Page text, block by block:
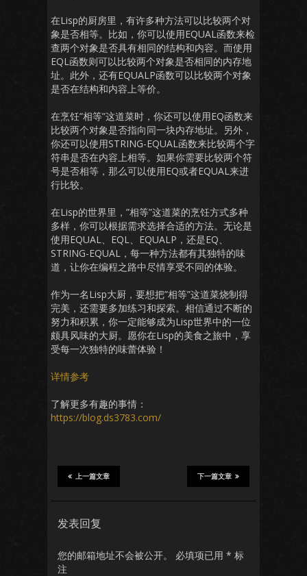
在Lisp的厨房里，有许多种方法可以比较两个对
象是否相等。比如，你可以使用EQUAL函数来检
查两个对象是否具有相同的结构和内容。而使用
EQL函数则可以比较两个对象是否相同的内存地
址。此外，还有EQUALP函数可以比较两个对象
是否在结构和内容上等价。
在烹饪”相等”这道菜时，你还可以使用EQ函数来
比较两个对象是否指向同一块内存地址。另外，
你还可以使用STRING-EQUAL函数来比较两个字
符串是否在内容上相等。如果你需要比较两个符
号是否相等，那么可以使用EQ或者EQUAL来进
行比较。
在Lisp的世界里，”相等”这道菜的烹饪方式多种
多样，你可以根据需求选择合适的方法。无论是
使用EQUAL、EQL、EQUALP，还是EQ、
STRING-EQUAL，每一种方法都有其独特的味
道，让你在编程之路中尽情享受不同的体验。
作为一名Lisp大厨，要想把”相等”这道菜烧制得
完美，还需要多加练习和探索。相信通过不断的
努力和积累，你一定能够成为Lisp世界中的一位
颇具风味的大厨。愿你在Lisp的美食之旅中，享
受每一次独特的味蕾体验！
详情参考
了解更多有趣的事情：
https://blog.ds3783.com/
下一篇文章
上一篇文章
发表回复
您的邮箱地址不会被公开。 必填项已用 * 标
注